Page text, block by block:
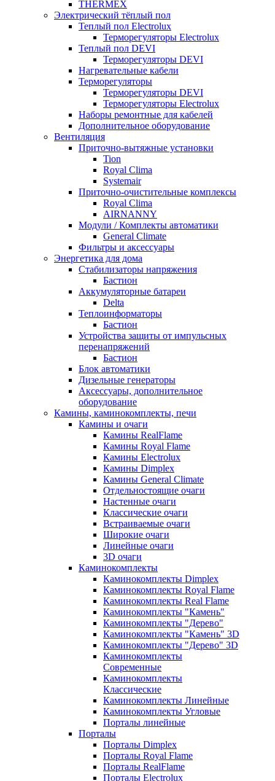
THERMEX
Электрический тёплый пол
Теплый пол Electrolux
Терморегуляторы Electrolux
Теплый пол DEVI
Терморегуляторы DEVI
Нагревательные кабели
Терморегуляторы
Терморегуляторы DEVI
Терморегуляторы Electrolux
Наборы ремонтные для кабелей
Дополнительное оборудование
Вентиляция
Приточно-вытяжные установки
Tion
Royal Clima
Systemair
Приточно-очистительные комплексы
Royal Clima
AIRNANNY
Модули / Комплекты автоматики
General Climate
Фильтры и аксессуары
Энергетика для дома
Стабилизаторы напряжения
Бастион
Аккумуляторные батареи
Delta
Теплоинформаторы
Бастион
Устройства защиты от импульсных
перенапряжений
Бастион
Блок автоматики
Дизельные генераторы
Аксессуары, дополнительное
оборудование
Камины, каминокомплекты, печи
Камины и очаги
Камины RealFlame
Камины Royal Flame
Камины Electrolux
Камины Dimplex
Камины General Climate
Отдельностоящие очаги
Настенные очаги
Классические очаги
Встраиваемые очаги
Широкие очаги
Линейные очаги
3D очаги
Каминокомплекты
Каминокомплекты Dimplex
Каминокомплекты Royal Flame
Каминокомплекты Real Flame
Каминокомплекты "Камень"
Каминокомплекты "Дерево"
Каминокомплекты "Камень" 3D
Каминокомплекты "Дерево" 3D
Каминокомплекты
Современные
Каминокомплекты
Классические
Каминокомплекты Линейные
Каминокомплекты Угловые
Порталы линейные
Порталы
Порталы Dimplex
Порталы Royal Flame
Порталы RealFlame
Порталы Electrolux